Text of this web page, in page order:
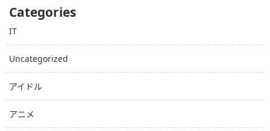
Categories
IT
Uncategorized
アイドル
アニメ